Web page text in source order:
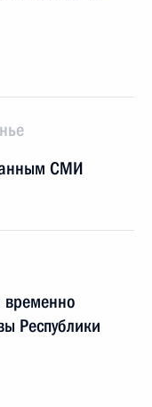
СМИ
временно
Республики